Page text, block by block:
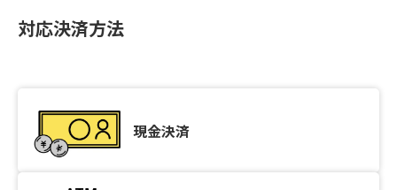
対応決済方法
現金決済